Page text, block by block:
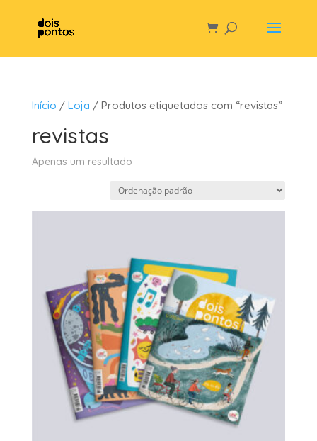
Início / Loja / Produtos etiquetados com “revistas”
revistas
Apenas um resultado